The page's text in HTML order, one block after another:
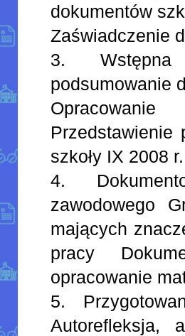
dokumentów
Zaświadczenie
3. Wstępna
podsumowanie
Przedstawienie
szkoły IX 2008 r.
4.
zawodowego
mających
pracy
opracowanie
5.
Autorefleksja,